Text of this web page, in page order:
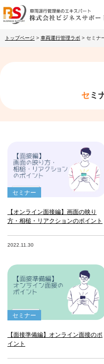
トップページ > 車両運行管理ラボ > セミナ
セ
セミナー
【オンライン面接編】画面の映り
方・相槌・リアクションのポイント
2022.11.30
セミナー
【面接準備編】オンライン面接のポ
イント